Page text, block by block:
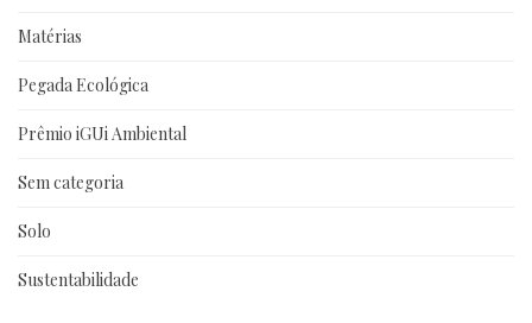
Matérias
Pegada Ecológica
Prêmio iGUi Ambiental
Sem categoria
Solo
Sustentabilidade